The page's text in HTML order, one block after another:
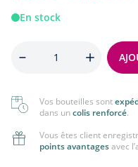
En stock
Vos bouteilles sont
dans uncolis renforcé.
Vous êtes client
points avantagesavec